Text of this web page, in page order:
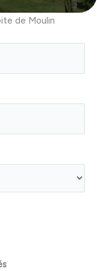
de Moulin